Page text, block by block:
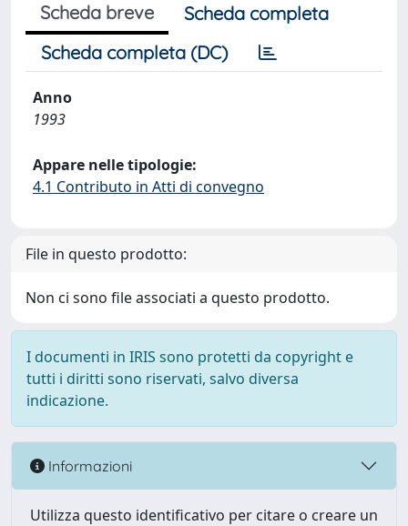
Scheda breve
Scheda completa
Scheda completa (DC)
Anno
1993
Appare nelle tipologie:
4.1 Contributo in Atti di convegno
File in questo prodotto:
Non ci sono file associati a questo prodotto.
I documenti in IRIS sono protetti da copyright e
tutti i diritti sono riservati, salvo diversa
indicazione.
Informazioni
Utilizza questo identificativo per citare o creare un